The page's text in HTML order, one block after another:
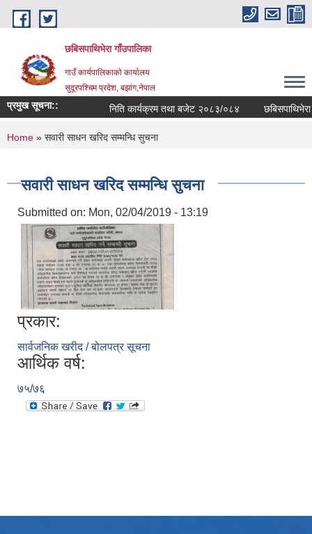
Skip to main content
छबिसपाथिभेरा गाँउपालिका
गाउँ कार्यपालिकाकाे कार्यालय
सुदूरपश्चिम प्रदेश, बझांग,नेपाल
प्रमुख सूचना:: निति कार्यक्रम तथा बजेट २०८३/०८४
You are here
Home » सवारी साधन खरिद सम्मन्धि सुचना
सवारी साधन खरिद सम्मन्धि सुचना
Submitted on: Mon, 02/04/2019 - 13:19
प्रकार:
सार्वजनिक खरीद / बोलपत्र सूचना
आर्थिक वर्ष:
७५/७६